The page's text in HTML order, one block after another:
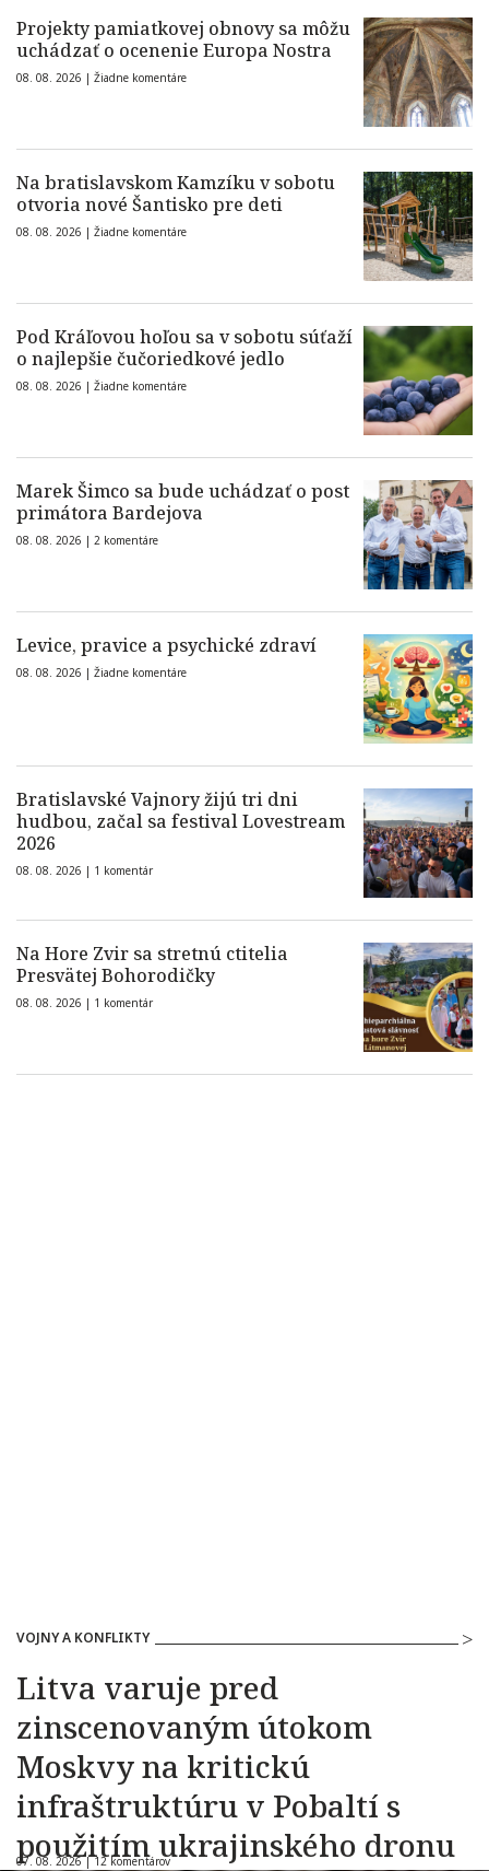
Projekty pamiatkovej obnovy sa môžu
uchádzať o ocenenie Europa Nostra
08. 08. 2026 | Žiadne komentáre
Na bratislavskom Kamzíku v sobotu
otvoria nové Šantisko pre deti
08. 08. 2026 | Žiadne komentáre
Pod Kráľovou hoľou sa v sobotu súťaží
o najlepšie čučoriedkové jedlo
08. 08. 2026 | Žiadne komentáre
Marek Šimco sa bude uchádzať o post
primátora Bardejova
08. 08. 2026 | 2 komentáre
Levice, pravice a psychické zdraví
08. 08. 2026 | Žiadne komentáre
Bratislavské Vajnory žijú tri dni
hudbou, začal sa festival Lovestream
2026
08. 08. 2026 | 1 komentár
Na Hore Zvir sa stretnú ctitelia
Presvätej Bohorodičky
08. 08. 2026 | 1 komentár
VOJNY A KONFLIKTY
Litva varuje pred
zinscenovaným útokom
Moskvy na kritickú
infraštruktúru v Pobaltí s
použitím ukrajinského dronu
07. 08. 2026 |12 komentárov